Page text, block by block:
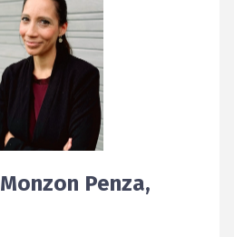
Monzon Penza,